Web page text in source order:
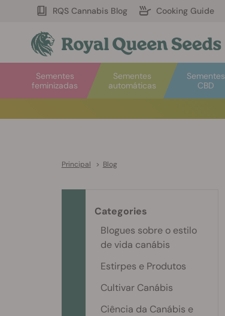
RQS Cannabis Blog Cooking Guide
Sementes
automáticas
Sementes
feminizadas
Sementes
CBD
Principal > Blog
Categories
Blogues sobre o estilo
de vida canábis
Estirpes e Produtos
Cultivar Canábis
Ciência da Canábis e